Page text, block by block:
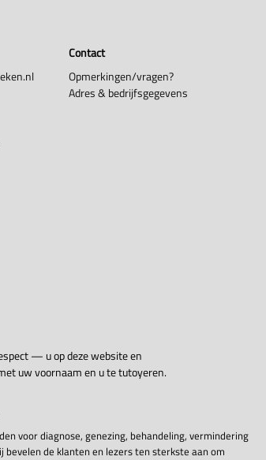
Contact
Opmerkingen/vragen?
Adres & bedrijfsgegevens
— u op deze website en
uw voornaam en u te tutoyeren.
voor diagnose, genezing, behandeling, vermindering
de klanten en lezers ten sterkste aan om